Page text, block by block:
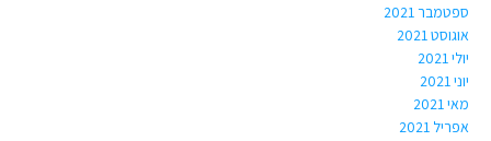
ספטמבר 2021
אוגוסט 2021
יולי 2021
יוני 2021
מאי 2021
אפריל 2021